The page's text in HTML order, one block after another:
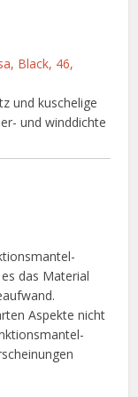
Black, 46,
und kuschelige
und winddichte
das Material
Aspekte nicht